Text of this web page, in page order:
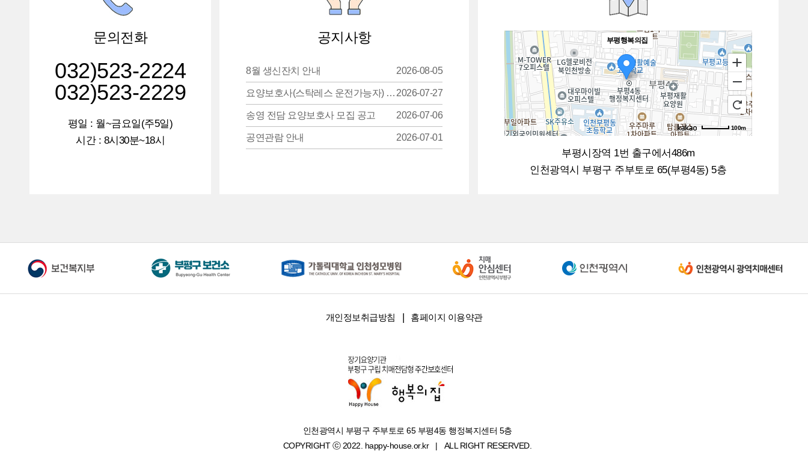
문의전화
032)523-2224
032)523-2229
평일 : 월~금요일(주5일)
시간 : 8시30분~18시
공지사항
8월 생신잔치 안내 2026-08-05
요양보호사(스탁레스 운전가능자) … 2026-07-27
송영 전담 요양보호사 모집 공고 2026-07-06
공연관람 안내 2026-07-01
부평행복의집
100m
부평시장역 1번 출구에서486m
인천광역시 부평구 주부토로 65(부평4동) 5층
개인정보취급방침 홈페이지 이용약관
인천광역시 부평구 주부토로 65 부평4동 행정복지센터 5층
COPYRIGHT ⓒ 2022. happy-house.or.kr
ALL RIGHT RESERVED.